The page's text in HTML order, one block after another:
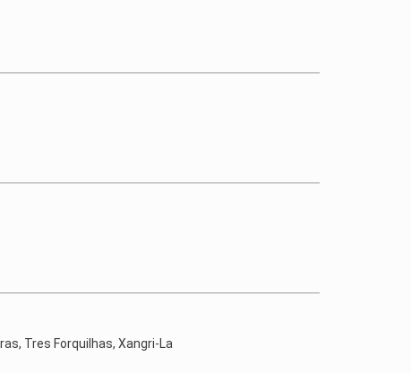
Tres Forquilhas, Xangri-La